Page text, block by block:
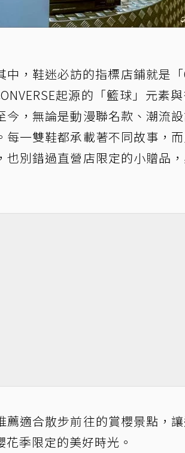
，鞋迷必訪的指標店鋪就是「
起源的「籃球」元素
，無論是動漫聯名款、潮流設
一雙鞋都承載著不同故事，
別錯過直營店限定的小贈品
適合散步前往的賞櫻景點，
季限定的美好時光。